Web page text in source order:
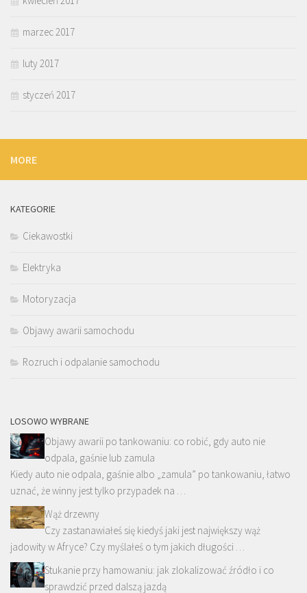
marzec 2017
luty 2017
styczeń 2017
MORE
KATEGORIE
Ciekawostki
Elektryka
Motoryzacja
Objawy awarii samochodu
Rozruch i odpalanie samochodu
LOSOWO WYBRANE
Objawy awarii po tankowaniu: co robić, gdy auto nie
odpala, gaśnie lub zamula
Kiedy auto nie odpala, gaśnie albo „zamula” po tankowaniu, łatwo
uznać, że winny jest tylko przypadek na …
Wąż drzewny
Czy zastanawiałeś się kiedyś jaki jest największy wąż
jadowity w Afryce? Czy myślałeś o tym jakich długości …
Stukanie przy hamowaniu: jak zlokalizować źródło i co
sprawdzić przed dalszą jazdą